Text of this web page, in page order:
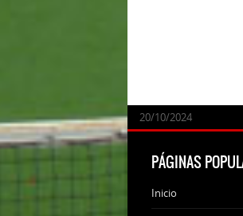
24/09/2025
07/11/2024
20/10/2024
20/10/2024
PÁGINAS
Inicio